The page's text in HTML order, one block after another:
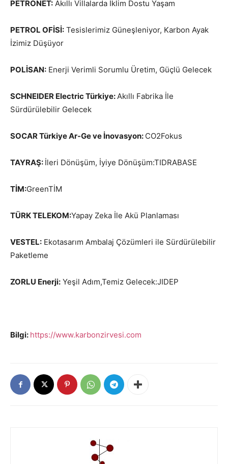
PETRONET: Akıllı Villalarda İklim Dostu Yaşam
PETROL OFİSİ: Tesislerimiz Güneşleniyor, Karbon Ayak
İzimiz Düşüyor
POLİSAN: Enerji Verimli Sorumlu Üretim, Güçlü Gelecek
SCHNEIDER Electric Türkiye:Akıllı Fabrika İle
Sürdürülebilir Gelecek
SOCAR Türkiye Ar-Ge ve İnovasyon: CO2Fokus
TAYRAŞ: İleri Dönüşüm, İyiye Dönüşüm:TIDRABASE
TİM:GreenTİM
TÜRK TELEKOM:Yapay Zeka İle Akü Planlaması
VESTEL: Ekotasarım Ambalaj Çözümleri ile Sürdürülebilir
Paketleme
ZORLU Enerji: Yeşil Adım,Temiz Gelecek:JIDEP
Bilgi: https://www.karbonzirvesi.com